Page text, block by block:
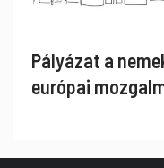
Pályázat a
európai